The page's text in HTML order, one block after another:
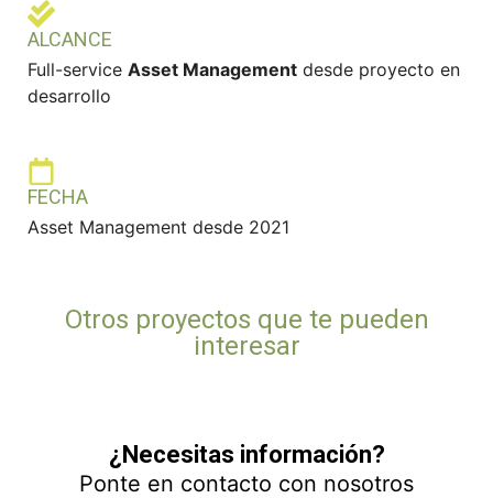
ALCANCE
Full-service Asset Management desde proyecto en
desarrollo
FECHA
Asset Management desde 2021
Otros proyectos que te pueden
interesar
¿Necesitas información?
Ponte en contacto con nosotros